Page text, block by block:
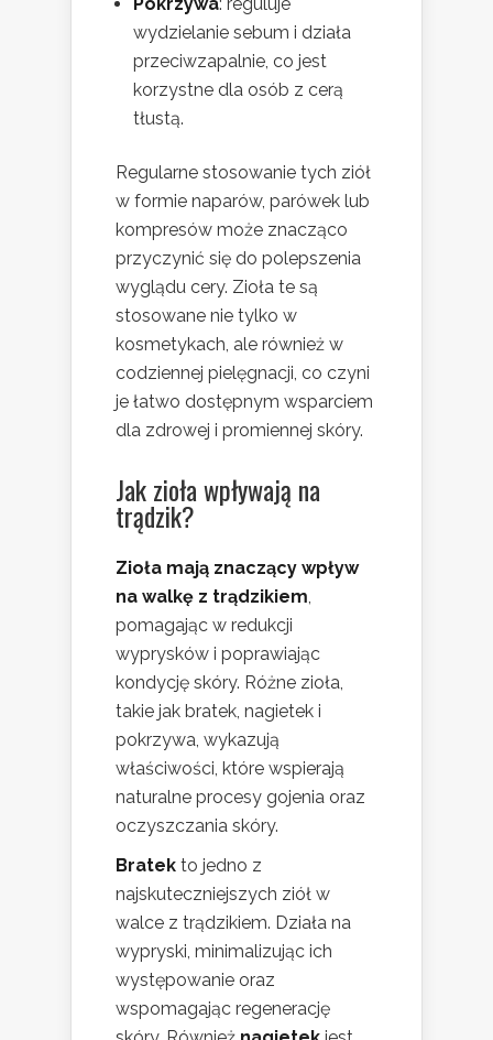
wydzielanie sebum i działa
przeciwzapalnie, co jest
korzystne dla osób z cerą
tłustą.
Regularne stosowanie tych ziół
w formie naparów, parówek lub
kompresów może znacząco
przyczynić się do polepszenia
wyglądu cery. Zioła te są
stosowane nie tylko w
kosmetykach, ale również w
codziennej pielęgnacji, co czyni
je łatwo dostępnym wsparciem
dla zdrowej i promiennej skóry.
Jak zioła wpływają na
trądzik?
Zioła mają znaczący wpływ
na walkę z trądzikiem,
pomagając w redukcji
wyprysków i poprawiając
kondycję skóry. Różne zioła,
takie jak bratek, nagietek i
pokrzywa, wykazują
właściwości, które wspierają
naturalne procesy gojenia oraz
oczyszczania skóry.
Bratek to jedno z
najskuteczniejszych ziół w
walce z trądzikiem. Działa na
wypryski, minimalizując ich
występowanie oraz
wspomagając regenerację